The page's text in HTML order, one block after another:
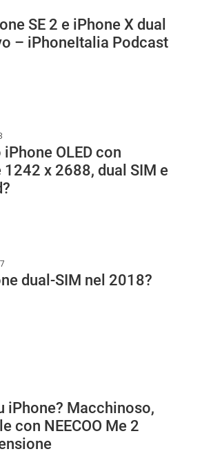
SE 2 e iPhone X dual
– iPhoneItalia Podcast
OLED con
x 2688, dual SIM e
dual-SIM nel 2018?
iPhone? Macchinoso,
con NEECOO Me 2